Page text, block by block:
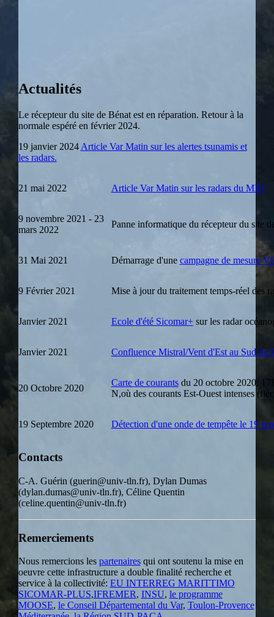
Actualités
Le récepteur du site de Bénat est en réparation. Retour à la
normale espéré en février 2024.
19 janvier 2024 Article Var Matin sur les alertes tsunamis et
les radars.
21 mai 2022 Article Var Matin sur les radars du MIO
9 novembre 2021 - 23
mars 2022
Panne informatique du récepteur du site
31 Mai 2021 Démarrage d'une campagne de mesure
9 Février 2021 Mise à jour du traitement temps-réel des
Janvier 2021 Ecole d'été Sicomar+sur les radar
Janvier 2021 Confluence Mistral/Vent d'Est au Sud de
20 Octobre 2020
Carte de courantsdu 20 octobre 2020,
N,où des courants Est-Ouest intenses
19 Septembre 2020 Détection d'une onde de tempête le 19
Contacts
C-A. Guérin (guerin@univ-tln.fr), Dylan Dumas
(dylan.dumas@univ-tln.fr), Céline Quentin
(celine.quentin@univ-tln.fr)
Remerciements
Nous remercions les partenairesqui ont soutenu la mise en
oeuvre cette infrastructure a double finalité recherche et
service à la collectivité: EU INTERREG MARITTIMO
SICOMAR-PLUS,IFREMER, INSU, le programme
MOOSE, le Conseil Départemental du Var, Toulon-Provence